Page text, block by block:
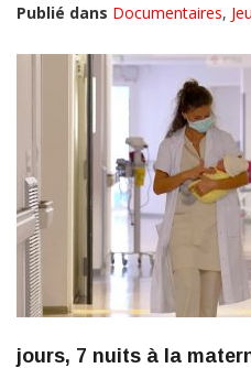
Publié dans Documentaires,
jours, 7 nuits à la